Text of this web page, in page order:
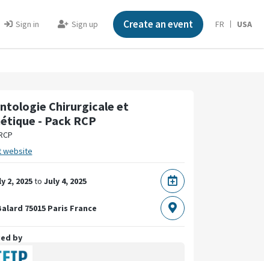
Sign in Sign up Create an event FR USA
Chirurgicale et
- Pack RCP
website
2, 2025to July 4, 2025
75015 Paris France
by